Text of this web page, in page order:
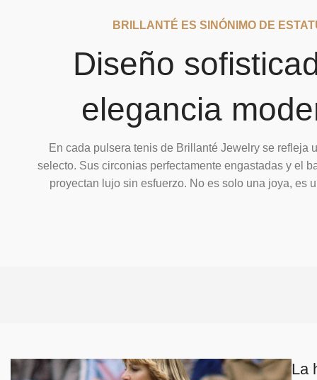
BRILLANTÉ ES SINÓNIMO DE
Diseño
elegancia
En cada pulsera tenis de Brillanté Jewelry se refleja
selecto. Sus circonias perfectamente engastadas y el
proyectan lujo sin esfuerzo. No es solo una joya, es
La